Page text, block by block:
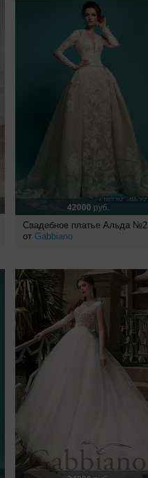
42000 руб.
Свадебное платье Альда №2
от Gabbiano